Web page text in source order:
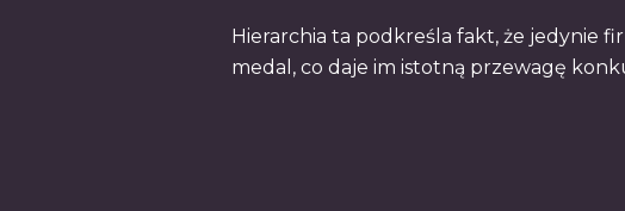
Hierarchia ta podkreśla fakt, że jedynie
medal, co daje im istotną przewagę